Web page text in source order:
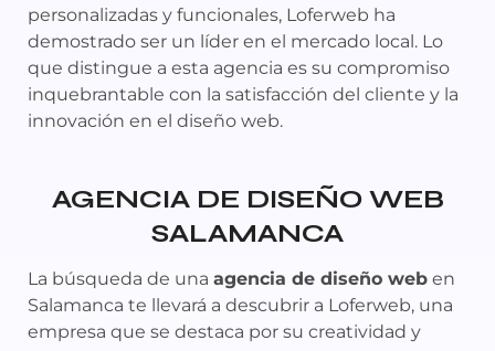
personalizadas y funcionales, Loferweb ha
demostrado ser un líder en el mercado local. Lo
que distingue a esta agencia es su compromiso
inquebrantable con la satisfacción del cliente y la
innovación en el diseño web.
AGENCIA DE DISEÑO WEB
SALAMANCA
La búsqueda de una agencia de diseño web en
Salamanca te llevará a descubrir a Loferweb, una
empresa que se destaca por su creatividad y